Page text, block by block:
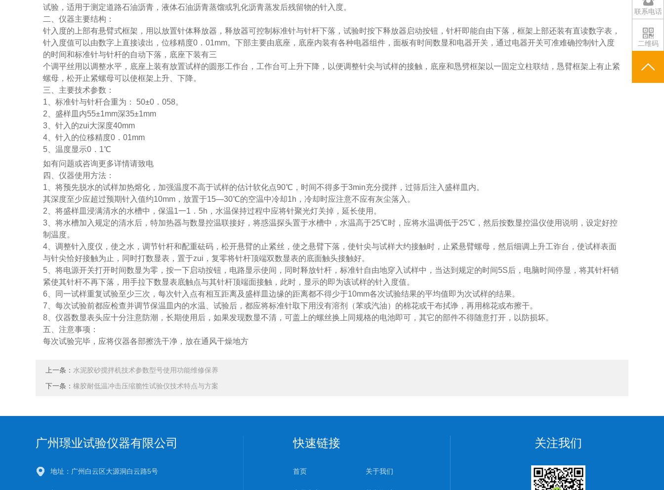
试验，适用于测定道路石油沥青，液体石油沥青蒸馏或乳化沥青蒸发后残留物的针入度。
二、仪器主要结构：
针入度的上部有悬臂式框架，用以放置针体释放器，释放器可控制标准针与针杆下落，试验时按下释放器启动按钮，针杆即能自由下落，框架上部还装有直读数字表，
针入度值可以由数字上直接读出，位移精度0．01mm。下部主要由底座，底座内装有各种电器组件，面板有时间数显和电器开关，通过电器开关可准难确控制针入度
的时间和标准针与针杆的自动下落，底座下装有三
个调平丝用以调整水平，底座上装有放置试样的圆形工作台，工作台可上升下降，以便调整针尖与试样的接触，底座和恳劈框架以一固定立柱联结，恳臂框架上有止紧
螺母，松开止紧螺母可以使框架上升、下降。
三、主要技术参数：
1、标准针与针杆合重为： 50±0．058。
2、盛样皿内55±1mm深35±1mm
3、针入的zui大深度40mm
4、针入的位移精度0．01mm
5、温度显示0．1℃
如有问题或咨询更多详情请致电
四、仪器使用方法：
1、将预先脱水的试样加热熔化，加强温度不高于试样的估计软化点90℃，时间不得多于3min充分搅拌，过筛后注入盛样皿内。
其深度至少应超过预期针入值约10mm，放置于15—30℃的空温中冷却1h，冷却时应注意不应有灰尘落入。
2、将盛样皿浸满清水的水槽中，保温1一1．5h，水温保持过程中应将针聚光灯关掉，延长使用。
3、将水槽加入规定的清水后，特加热器与数显控温联接好，将惑温探头置于水槽中，水温高于25℃时，应将水温调低于25℃，然后按数显控温仪使用说明，设定好控
制温度。
4、调整针入度仪，使之水，调节针杆和配重砝码，松开悬臂的止紧丝，使之悬臂下落，使针尖与试样大约接触时，止紧悬臂螺母，然后细调上升工诈台，使试样表面
与针尖恰好接触为止，同时打数显表，置于zui，复零将针杆顶端双数显表的底面触头接触好。
5、将电源开关打开时间数显为零，按一下启动按钮，电路显示使间，同时释放针杆，标准针自由地穿入试样中，当达到规定的时间5S后，电脑时间停显，将其针杆销
紧使其针杆不再下落，用手拉下数显表底触点与其针杆顶端面接触，此时，显示的即为该试样的针入度值。
6、同一试样重复试验至少三次，每次针入点有相互距离及盛样皿边缘的距离都不得少于10mm各次试验结果的平均值即为次试样的结果。
7、每次试验前都应检查并调节保温皿内的水温、试验后，都应将标准针取下用没有溶剂（苯或汽油）的棉花或干布拭诤，再用棉花或布擦干。
8、仪器数显表头应十分注意防潮，长期使用后，如果发现数显不清，可盖上的螺丝换上同规格的电池即可，其它的部件不得随意打开，以防损坏。
五、注意事项：
每次试验完毕，应将仪器各部擦洗干净，放在通风干燥地方
上一条： 水泥胶砂搅拌机技术参数型号使用功能维修保养
下一条： 橡胶耐低温冲击压缩脆性试验仪技术特点与方案
广州璟业试验仪器有限公司
地址：广州白云区大源洞白云路5号
快速链接
首页 关于我们
关注我们
联系电话
二维码